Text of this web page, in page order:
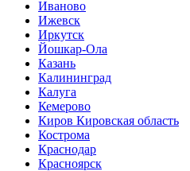
Иваново
Ижевск
Иркутск
Йошкар-Ола
Казань
Калининград
Калуга
Кемерово
Киров Кировская область
Кострома
Краснодар
Красноярск